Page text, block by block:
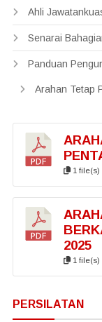
Ahli
Senarai
Panduan
Arahan Tetap
1 file(s)
2025
1 file(s)
PERSILATAN